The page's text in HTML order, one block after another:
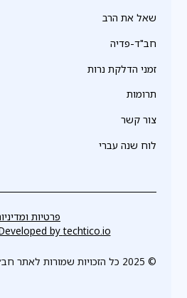
שאל את הרב
חב"ד-פדיה
זמני הדלקת נרות
תרומות
צור קשר
לוח שנה עברי
© 2025 כל הזכויות שמורות לאתר חב״ד בישראל.
פרטיות
bytechtico.io